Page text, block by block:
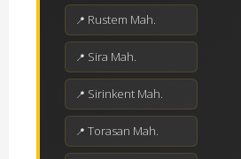
Rustem Mah.
Sira Mah.
Sirinkent Mah.
Torasan Mah.